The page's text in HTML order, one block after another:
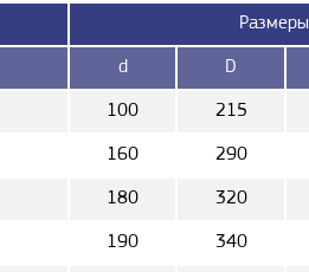
Размеры
d D
100 215
160 290
180 320
190 340